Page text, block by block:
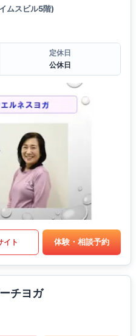
ムスビル5階)
定休日
公休日
イト 体験・相談予約
チヨガ